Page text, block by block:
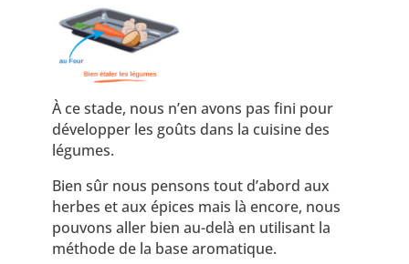
À ce stade, nous n’en avons pas fini pour
développer les goûts dans la cuisine des
légumes.
Bien sûr nous pensons tout d’abord aux
herbes et aux épices mais là encore, nous
pouvons aller bien au-delà en utilisant la
méthode de la base aromatique.